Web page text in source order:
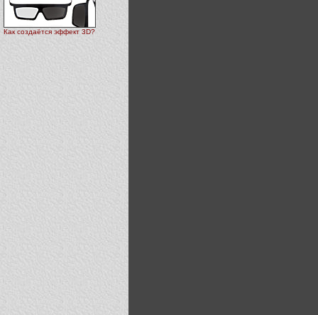
Как создаётся эффект 3D?